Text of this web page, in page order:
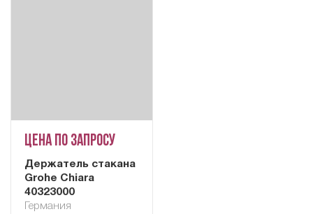
Цена по запросу
Держатель стакана
Grohe Chiara
40323000
Германия